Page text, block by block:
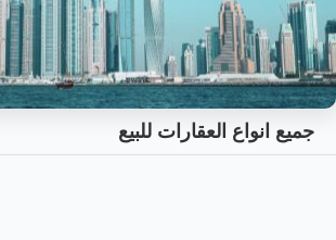
جميع انواع العقارات للبيع